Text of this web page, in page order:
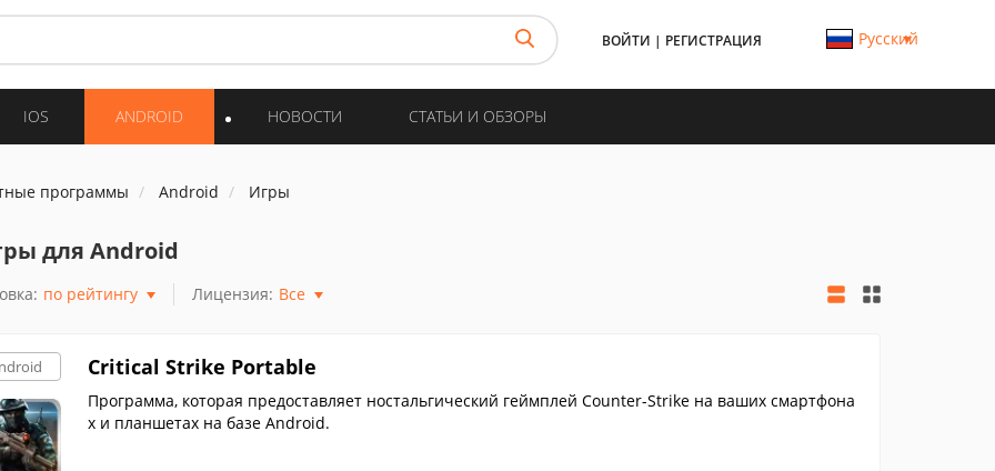
ВОЙТИ | РЕГИСТРАЦИЯ Русский
IOS ANDROID НОВОСТИ СТАТЬИ И ОБЗОРЫ
программы Android Игры
для Android
по рейтингу Лицензия: Все
Critical Strike Portable
Программа, которая предоставляет ностальгический геймплей Counter-Strike на ваших смартфона
х и планшетах на базе Android.